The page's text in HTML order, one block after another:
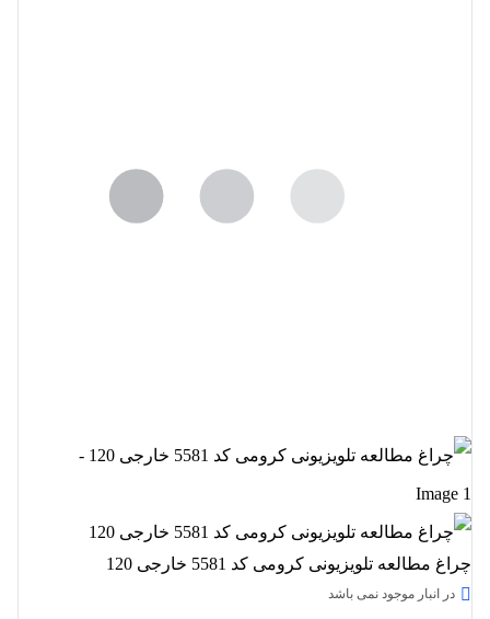
چراغ مطالعه تلویزیونی کرومی کد 5581 خارجی 120
در انبار موجود نمی باشد